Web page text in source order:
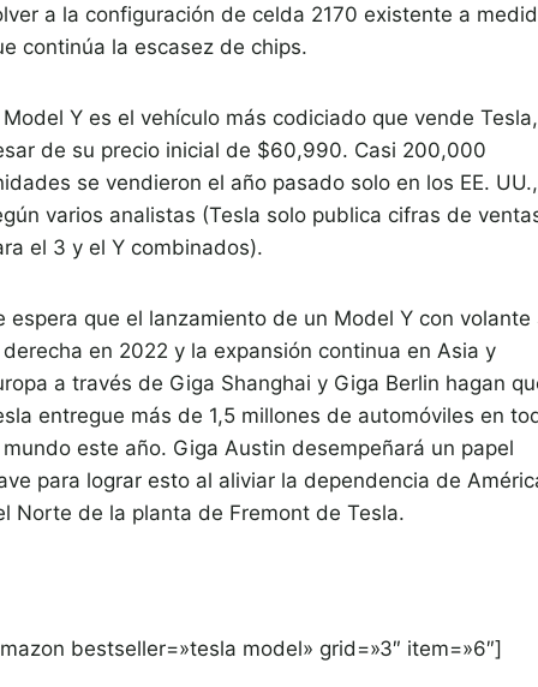
a la configuración de celda 2170 existente a
continúa la escasez de chips.
Model Y es el vehículo más codiciado que vende
de su precio inicial de $60,990. Casi 200,000
se vendieron el año pasado solo en los EE. UU.,
varios analistas (Tesla solo publica cifras de
el 3 y el Y combinados).
espera que el lanzamiento de un Model Y con volante
en 2022 y la expansión continua en Asia y
a través de Giga Shanghai y Giga Berlin hagan
entregue más de 1,5 millones de automóviles en
este año. Giga Austin desempeñará un papel
para lograr esto al aliviar la dependencia de
Norte de la planta de Fremont de Tesla.
bestseller=»tesla model» grid=»3″ item=»6″]